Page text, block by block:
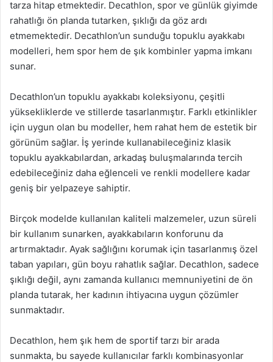
tarza hitap etmektedir. Decathlon, spor ve günlük giyimde
rahatlığı ön planda tutarken, şıklığı da göz ardı
etmemektedir. Decathlon’un sunduğu topuklu ayakkabı
modelleri, hem spor hem de şık kombinler yapma imkanı
sunar.
Decathlon’un topuklu ayakkabı koleksiyonu, çeşitli
yüksekliklerde ve stillerde tasarlanmıştır. Farklı etkinlikler
için uygun olan bu modeller, hem rahat hem de estetik bir
görünüm sağlar. İş yerinde kullanabileceğiniz klasik
topuklu ayakkabılardan, arkadaş buluşmalarında tercih
edebileceğiniz daha eğlenceli ve renkli modellere kadar
geniş bir yelpazeye sahiptir.
Birçok modelde kullanılan kaliteli malzemeler, uzun süreli
bir kullanım sunarken, ayakkabıların konforunu da
artırmaktadır. Ayak sağlığını korumak için tasarlanmış özel
taban yapıları, gün boyu rahatlık sağlar. Decathlon, sadece
şıklığı değil, aynı zamanda kullanıcı memnuniyetini de ön
planda tutarak, her kadının ihtiyacına uygun çözümler
sunmaktadır.
Decathlon, hem şık hem de sportif tarzı bir arada
sunmakta, bu sayede kullanıcılar farklı kombinasyonlar